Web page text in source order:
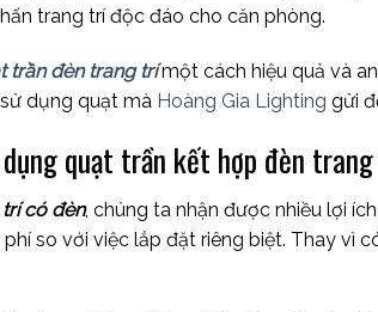
trang trí độc đáo cho căn phòng.
trần đèn trang trí một cách hiệu quả và
dụng quạt mà Hoàng Gia Lighting gửi
quạt trần kết hợp đèn
có đèn, chúng ta nhận được nhiều lợi
so với việc lắp đặt riêng biệt. Thay vì